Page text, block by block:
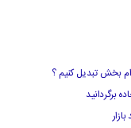
بخش تبدیل کنیم ؟
برگردانید